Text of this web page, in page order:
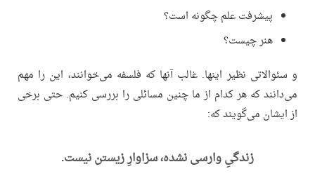
پیشرفت علم چگونه است؟
هنر چیست؟
و سئوالاتی نظیر اینها. غالب آنها که فلسفه می‌خوانند، این را مهم
می‌دانند که هر کدام از ما چنین مسائلی را بررسی کنیم. حتی برخی
از ایشان می‌گویند که:
زندگیِ وارسی نشده، سزاوارِ زیستن نیست.